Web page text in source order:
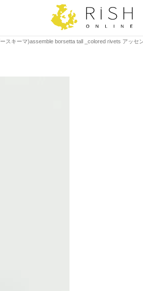
スキーマ)assemble borsetta tall _colored rivets アッ